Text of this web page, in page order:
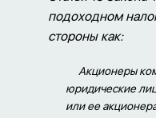
подоходном
стороны как:
Акционеры
юридические
или ее